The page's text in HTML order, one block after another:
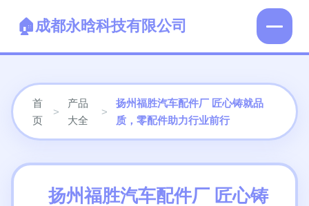
成都永晗科技有限公司
首
页
>
产品
大全
>
扬州福胜汽车配件厂 匠心铸就品
质，零配件助力行业前行
扬州福胜汽车配件厂 匠心铸